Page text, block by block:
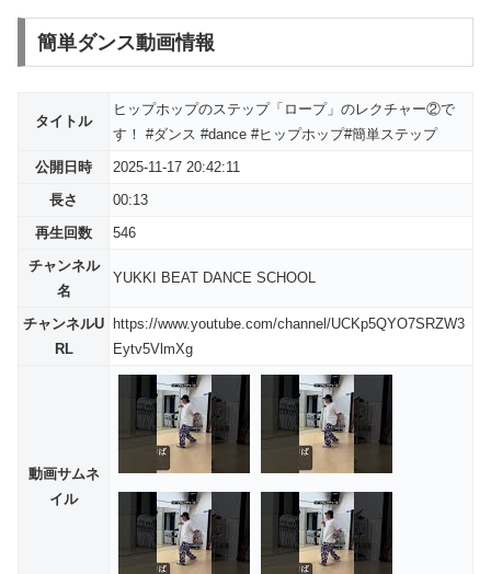
簡単ダンス動画情報
タイトル
ヒップホップのステップ「ロープ」のレクチャー②で
す！ #ダンス #dance #ヒップホップ#簡単ステップ
公開日時
2025-11-17 20:42:11
長さ
00:13
再生回数
546
チャンネル
名
YUKKI BEAT DANCE SCHOOL
チャンネルU
RL
https://www.youtube.com/channel/UCKp5QYO7SRZW3
Eytv5VlmXg
動画サムネ
イル